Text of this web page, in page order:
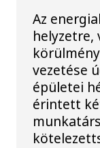
Az
vezetése
épületei
érintett